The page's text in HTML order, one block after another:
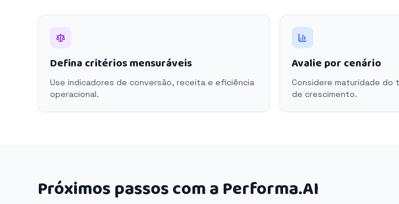
Defina critérios mensuráveis
Use indicadores de conversão, receita e eficiência
operacional.
Avalie por cenário
Considere maturidade do
de crescimento.
Próximos passos com a Performa.AI